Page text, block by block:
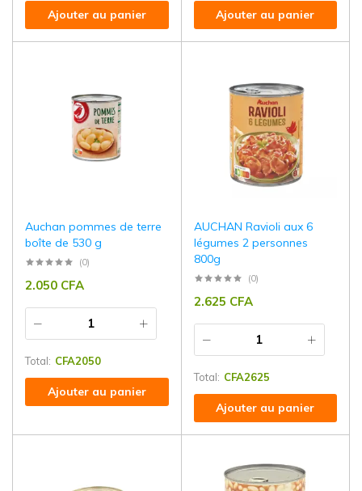
Ajouter au panier Ajouter au panier
Auchan pommes de terre
boîte de 530 g
(0)
2.050 CFA
Total: CFA2050
Ajouter au panier
AUCHAN Ravioli aux 6
légumes 2 personnes
800g
(0)
2.625 CFA
Total: CFA2625
Ajouter au panier